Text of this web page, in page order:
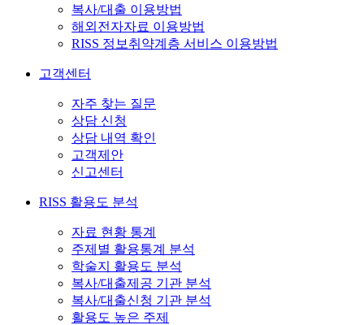
복사/대출 이용방법
해외전자자료 이용방법
RISS 정보취약계층 서비스 이용방법
고객센터
자주 찾는 질문
상담 신청
상담 내역 확인
고객제안
신고센터
RISS 활용도 분석
자료 현황 통계
주제별 활용통계 분석
학술지 활용도 분석
복사/대출제공 기관 분석
복사/대출신청 기관 분석
활용도 높은 주제